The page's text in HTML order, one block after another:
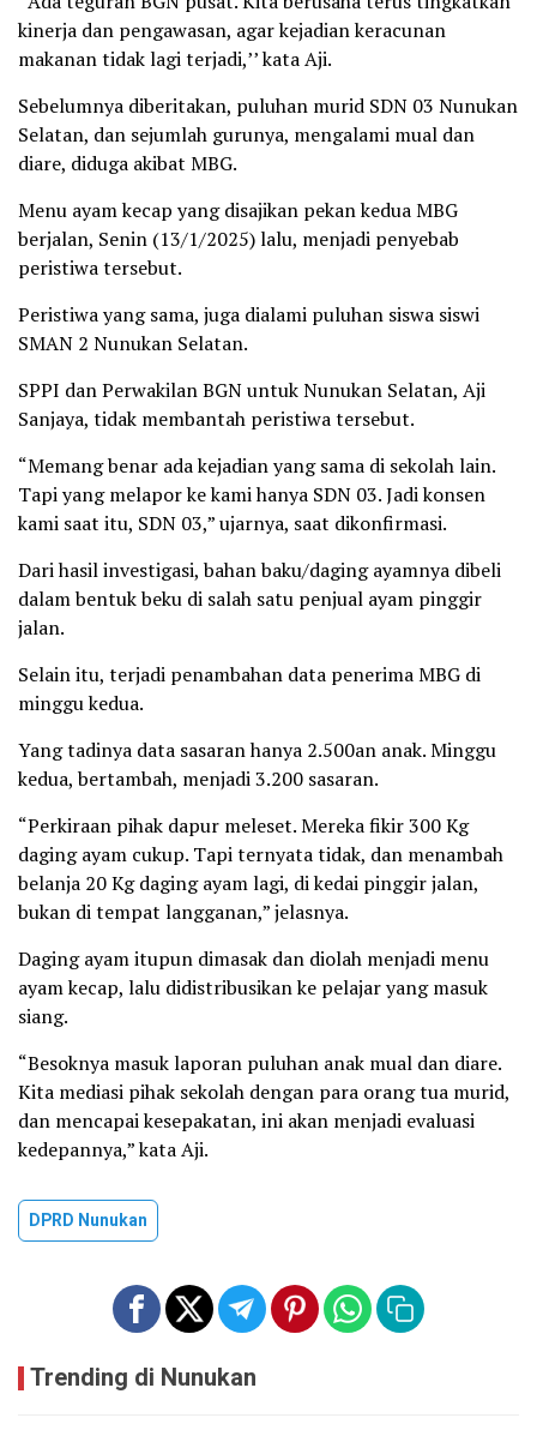
kinerja dan pengawasan, agar kejadian keracunan
makanan tidak lagi terjadi,’’ kata Aji.
Sebelumnya diberitakan, puluhan murid SDN 03 Nunukan
Selatan, dan sejumlah gurunya, mengalami mual dan
diare, diduga akibat MBG.
Menu ayam kecap yang disajikan pekan kedua MBG
berjalan, Senin (13/1/2025) lalu, menjadi penyebab
peristiwa tersebut.
Peristiwa yang sama, juga dialami puluhan siswa siswi
SMAN 2 Nunukan Selatan.
SPPI dan Perwakilan BGN untuk Nunukan Selatan, Aji
Sanjaya, tidak membantah peristiwa tersebut.
“Memang benar ada kejadian yang sama di sekolah lain.
Tapi yang melapor ke kami hanya SDN 03. Jadi konsen
kami saat itu, SDN 03,” ujarnya, saat dikonfirmasi.
Dari hasil investigasi, bahan baku/daging ayamnya dibeli
dalam bentuk beku di salah satu penjual ayam pinggir
jalan.
Selain itu, terjadi penambahan data penerima MBG di
minggu kedua.
Yang tadinya data sasaran hanya 2.500an anak. Minggu
kedua, bertambah, menjadi 3.200 sasaran.
“Perkiraan pihak dapur meleset. Mereka fikir 300 Kg
daging ayam cukup. Tapi ternyata tidak, dan menambah
belanja 20 Kg daging ayam lagi, di kedai pinggir jalan,
bukan di tempat langganan,” jelasnya.
Daging ayam itupun dimasak dan diolah menjadi menu
ayam kecap, lalu didistribusikan ke pelajar yang masuk
siang.
“Besoknya masuk laporan puluhan anak mual dan diare.
Kita mediasi pihak sekolah dengan para orang tua murid,
dan mencapai kesepakatan, ini akan menjadi evaluasi
kedepannya,” kata Aji.
DPRD Nunukan
Trending di Nunukan